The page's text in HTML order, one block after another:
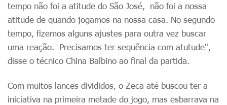
tempo não foi a atitude do São José, não foi a nossa
atitude de quando jogamos na nossa casa. No segundo
tempo, fizemos alguns ajustes para outra vez buscar
uma reação. Precisamos ter sequência com atutude",
disse o técnico China Balbino ao final da partida.
Com muitos lances divididos, o Zeca até buscou ter a
iniciativa na primeira metade do jogo, mas esbarrava na